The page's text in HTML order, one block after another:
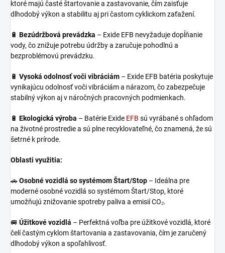
ktoré majú časté štartovanie a zastavovanie, čím zaisťuje
dlhodobý výkon a stabilitu aj pri častom cyklickom zaťažení.
🔋 Bezúdržbová prevádzka – Exide EFB nevyžaduje dopĺňanie
vody, čo znižuje potrebu údržby a zaručuje pohodlnú a
bezproblémovú prevádzku.
🔋 Vysoká odolnosť voči vibráciám – Exide EFB batéria poskytuje
vynikajúcu odolnosť voči vibráciám a nárazom, čo zabezpečuje
stabilný výkon aj v náročných pracovných podmienkach.
🔋 Ekologická výroba – Batérie Exide EFB sú vyrábané s ohľadom
na životné prostredie a sú plne recyklovateľné, čo znamená, že sú
šetrné k prírode.
Oblasti využitia:
🚗Osobné vozidlá so systémom Štart/Stop – Ideálna pre
moderné osobné vozidlá so systémom Štart/Stop, ktoré
umožňujú znižovanie spotreby paliva a emisií CO₂.
🚐 Úžitkové vozidlá – Perfektná voľba pre úžitkové vozidlá, ktoré
čelí častým cyklom štartovania a zastavovania, čím je zaručený
dlhodobý výkon a spoľahlivosť.